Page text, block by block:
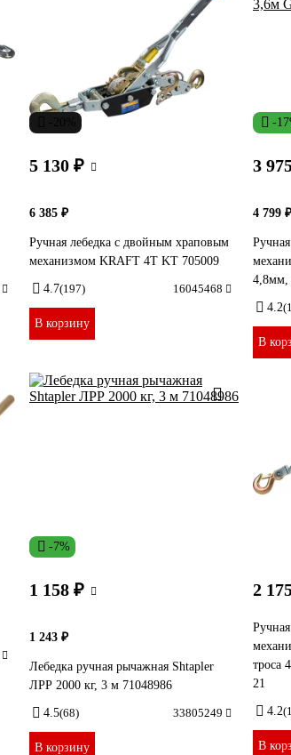
5 130 ₽
6 385 ₽
Ручная лебедка с двойным храповым
механизмом KRAFT 4Т KT 705009
4.7(197) 16045468
В корзину
-
3
4 799 ₽
4,8мм,
4.2
В
-7%
1 158 ₽
1 243 ₽
Лебедка ручная рычажная Shtapler
ЛРР 2000 кг, 3 м 71048986
4.5(68) 33805249
В корзину
2
троса
21
4.2
В